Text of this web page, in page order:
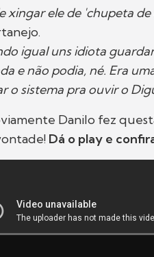
xingar ele de 'chupeta
igual uns idiota
e não podia, né. Era
o sistema pra ouvir o
Danilo fez
Dá o play e